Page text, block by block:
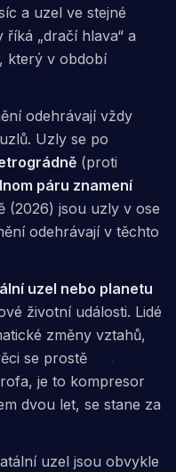
a uzel ve stejné
„dračí hlava“ a
který v období
odehrávají vždy
Uzly se po
(proti
páru znamení
(2026) jsou uzly v ose
odehrávají v těchto
uzel nebo planetu
životní události. Lidé
změny vztahů,
se prostě
je to kompresor
dvou let, se stane za
uzel jsou obvykle